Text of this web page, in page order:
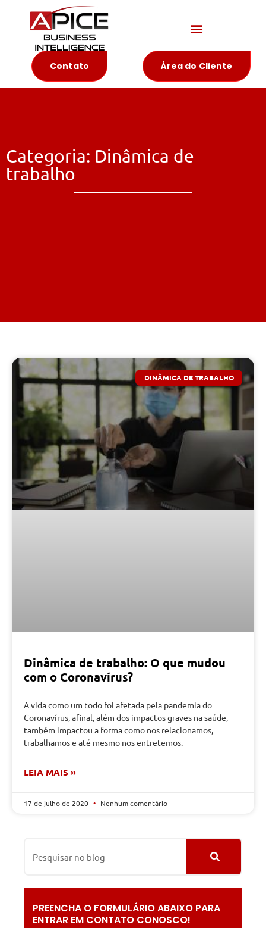
Contato Área do Cliente
Categoria: Dinâmica de
trabalho
DINÂMICA DE TRABALHO
Dinâmica de trabalho: O que mudou
com o Coronavírus?
A vida como um todo foi afetada pela pandemia do
Coronavírus, afinal, além dos impactos graves na saúde,
também impactou a forma como nos relacionamos,
trabalhamos e até mesmo nos entretemos.
LEIA MAIS »
17 de julho de 2020 Nenhum comentário
PREENCHA O FORMULÁRIO ABAIXO PARA
ENTRAR EM CONTATO CONOSCO!